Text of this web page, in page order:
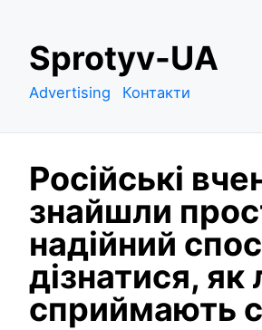
k
c
o
n
t
e
n
t
Sprotyv-UA
Advertising Контакти
Російські
знайшли
надійний
дізнатися,
сприймають